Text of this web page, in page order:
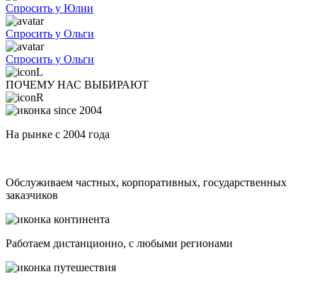
Спросить у Юлии
Спросить у Ольги
Спросить у Ольги
ПОЧЕМУ НАС ВЫБИРАЮТ
На рынке с 2004 года
Обслуживаем частных, корпоративных, государственных
заказчиков
Работаем дистанционно, с любыми регионами